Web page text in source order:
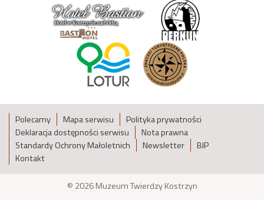
Polecamy Mapa serwisu
Polityka prywatności
Deklaracja dostępności serwisu
Nota prawna
Standardy Ochrony Małoletnich
Newsletter
BIP
Kontakt
© 2026 Muzeum Twierdzy Kostrzyn